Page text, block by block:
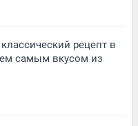
рецепт в
самым вкусом из